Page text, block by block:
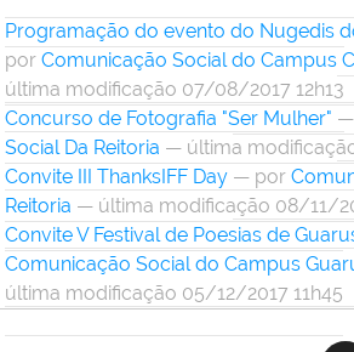
Programação do evento do Nugedis
por Comunicação Social do Campus
última modificação 07/08/2017 12h13
Concurso de Fotografia "Ser Mulher" —
Social Da Reitoria — última
Convite III ThanksIFF Day — por
Reitoria — última modificação 08/11/
Convite V Festival de Poesias de
Comunicação Social do Campus
última modificação 05/12/2017 11h45